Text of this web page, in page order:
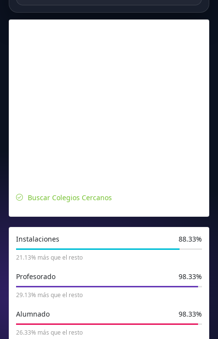
Buscar Colegios Cercanos
Instalaciones 88.33%
21.13% más que el resto
Profesorado 98.33%
29.13% más que el resto
Alumnado 98.33%
26.33% más que el resto